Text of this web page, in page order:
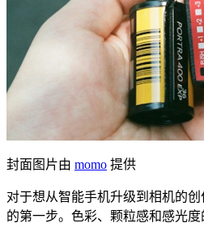
封面图片由 momo 提供
对于想从智能手机升级到相机的
的第一步。色彩、颗粒感和感光